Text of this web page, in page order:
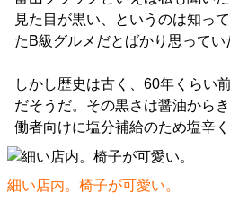
見た目が黒い、というのは知っ
たB級グルメだとばかり思ってい
しかし歴史は古く、60年くらい
だそうだ。その黒さは醤油から
働者向けに塩分補給のため塩辛く
細い店内。椅子が可愛い。